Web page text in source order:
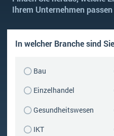
Die 15 Schritte einer
Hintergrund
ERP-Software nach
Plattform
ERP vergleichen
ERP für jede Branche
ERP-Software nach
Ämter
Bau
Bildungseinrichtungen
ERP Wissenszentrum
Vorgestellt
Was ist ERP?
ERP-Experten
Ihrem Unternehmen passen
In welcher Branche sind
Bau
Einzelhandel
Gesundheitswesen
IKT